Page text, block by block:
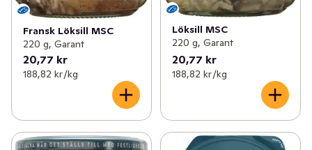
Fransk Löksill MSC
220 g, Garant
20,77 kr
188,82 kr /kg
Löksill MSC
220 g, Garant
20,77 kr
188,82 kr /kg